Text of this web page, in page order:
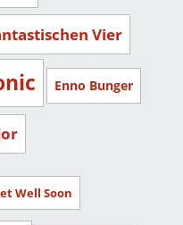
Vier
Enno Bunger
Well Soon